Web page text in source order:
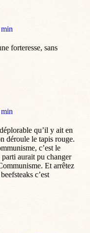
forteresse, sans
qu’il y ait en
déroule le tapis rouge.
c’est le
aurait pu changer
Et arrêtez
c’est